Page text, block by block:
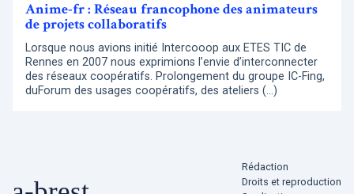
Anime-fr : Réseau francophone des animateurs
de projets collaboratifs
Lorsque nous avions initié Intercooop aux ETES TIC de
Rennes en 2007 nous exprimions l’envie d’interconnecter
des réseaux coopératifs. Prolongement du groupe IC-Fing,
duForum des usages coopératifs, des ateliers (…)
Rédaction
Droits et reproduction